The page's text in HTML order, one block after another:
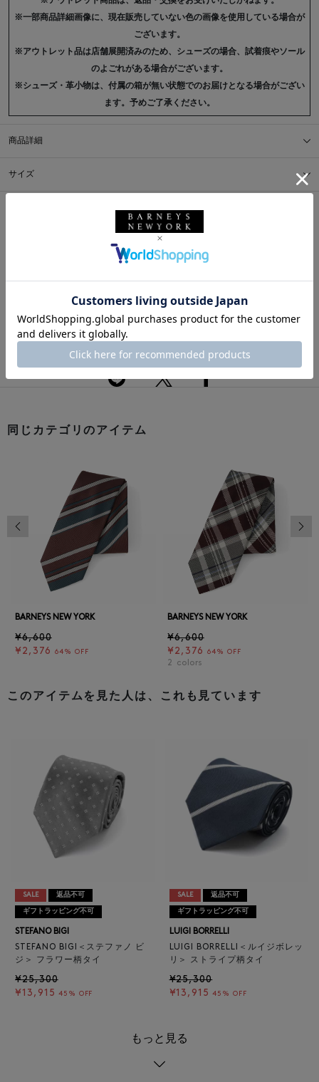
※一部商品詳細画像に、現在販売していない色の画像を使用している場合が
ございます。
※アウトレット品は店舗展開済みのため、シューズの場合、試着痕やソール
のよごれがある場合がございます。
※シューズ・革小物は、付属の箱が無い状態でのお届けとなる場合がござい
ます。予めご了承ください。
商品詳細
サイズ
返品・交換について
このアイテムをシェアする
同じカテゴリのアイテム
BARNEYS NEW YORK
¥6,600
¥2,376
64% OFF
BARNEYS NEW YORK
¥6,600
¥2,376
64% OFF
2 colors
前の画像
このアイテムを見た人は、これも見ています
SALE 返品不可
ギフトラッピング不可
STEFANO BIGI
STEFANO BIGI＜ステファノ ビ
ジ＞ フラワー柄タイ
¥25,300
¥13,915 45% OFF
SALE 返品不可
ギフトラッピング不可
LUIGI BORRELLI
LUIGI BORRELLI＜ルイジボレッ
リ＞ ストライプ柄タイ
¥25,300
¥13,915 45% OFF
もっと見る